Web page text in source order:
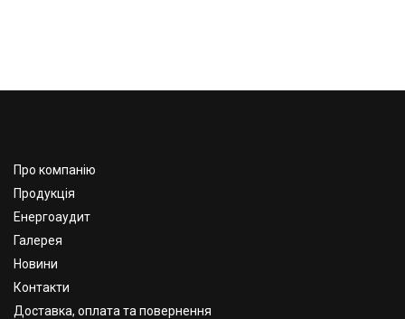
Про компанію
Продукція
Енергоаудит
Галерея
Новини
Контакти
Доставка, оплата та повернення